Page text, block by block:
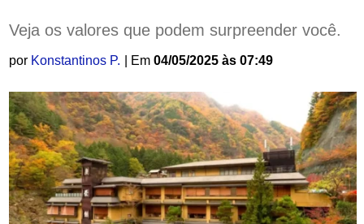
Veja os valores que podem surpreender você.
por Konstantinos P. | Em 04/05/2025 às 07:49